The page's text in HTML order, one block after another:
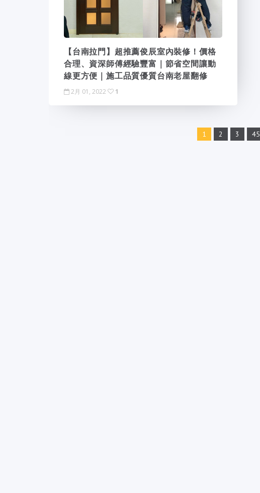
【台南拉門】超推薦俊辰室內裝修！價格
合理、資深師傅經驗豐富｜節省空間讓動
線更方便｜施工品質優質台南老屋翻修
2月 01, 2022 1
1 2 3 45